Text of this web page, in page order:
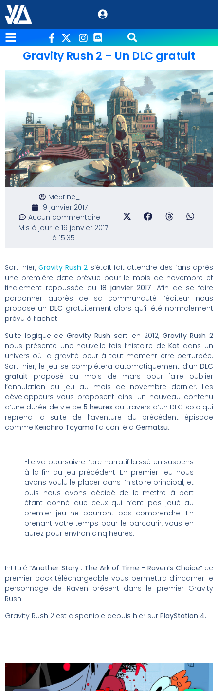
Gravity Rush 2 – Un DLC gratuit
Me5rine_
19 janvier 2017
Aucun commentaire
Mis à jour le 19 janvier 2017
à 15:35
Sorti hier,Gravity Rush 2 s’était fait attendre des fans après
une première date prévue pour le mois de novembre et
finalement repoussée au 18 janvier 2017. Afin de se faire
pardonner auprès de sa communauté l’éditeur nous
propose un DLC gratuitement alors qu’il été normalement
prévu à l’achat.
Suite logique deGravity Rush sorti en 2012, Gravity Rush 2
nous présente une nouvelle fois l’histoire deKat dans un
univers où la gravité peut à tout moment être perturbée.
Sorti hier, le jeu se complétera automatiquement d’un DLC
gratuit proposé au mois de mars pour faire oublier
l’annulation du jeu au mois de novembre dernier. Les
développeurs vous proposent ainsi un nouveau contenu
d’une durée de vie de 5 heures au travers d’un DLC solo qui
reprend la suite de l’aventure du précédent épisode
comme Keiichiro Toyama l’a confié à Gematsu:
Elle va poursuivre l’arc narratif laissé en suspens
à la fin du jeu précédent. En premier lieu nous
avons voulu le placer dans l’histoire principal, et
puis nous avons décidé de le mettre à part
étant donné que ceux qui n’ont pas joué au
premier jeu ne pourront pas comprendre. En
prenant votre temps pour le parcourir, vous en
aurez pour environ cinq heures.
Intitulé“Another Story : The Ark of Time – Raven’s Choice” ce
premier pack téléchargeable vous permettra d’incarner le
personnage de Raven présent dans le premier Gravity
Rush.
Gravity Rush 2 est disponible depuis hier sur PlayStation 4.